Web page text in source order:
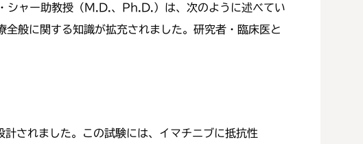
シャー助教授（M.D.、Ph.D.）は、次のように述べてい
般に関する知識が拡充されました。研究者・臨床医と
れました。この試験には、イマチニブに抵抗性